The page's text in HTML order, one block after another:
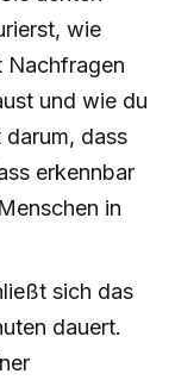
wie
Nachfragen
und wie du
dass
erkennbar
in
sich das
dauert.